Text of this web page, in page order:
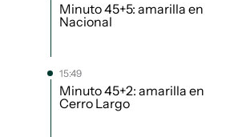
Minuto 45+5: amarilla en
Nacional
15:49
Minuto 45+2: amarilla en
Cerro Largo